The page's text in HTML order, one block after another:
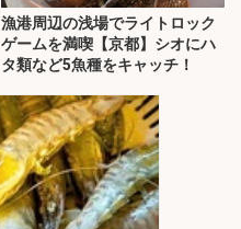
漁港周辺の浅場でライトロック
ゲームを満喫【京都】シオにハ
タ類など5魚種をキャッチ！